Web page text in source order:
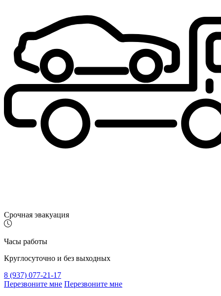
Срочная эвакуация
Часы работы
Круглосуточно и без выходных
8 (937) 077-21-17
Перезвоните мне Перезвоните мне